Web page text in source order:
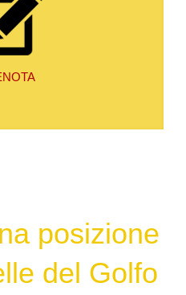
posizione
del Golfo